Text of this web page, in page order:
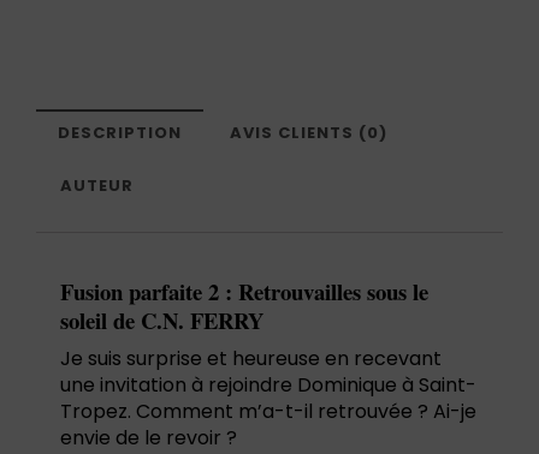
DESCRIPTION AVIS CLIENTS (0)
AUTEUR
Fusion parfaite 2 : Retrouvailles sous le
soleil de C.N. FERRY
Je suis surprise et heureuse en recevant
une invitation à rejoindre Dominique à Saint-
Tropez. Comment m’a-t-il retrouvée ? Ai-je
envie de le revoir ?